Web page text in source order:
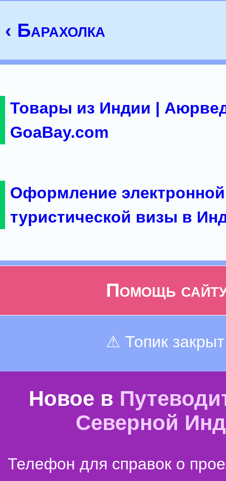
‹ Барахолка
Товары из Индии |
GoaBay.com
Оформление электронной
туристической визы в
Помощь
⚠ Топик закрыт
Новое в
Северной
Телефон для справок о